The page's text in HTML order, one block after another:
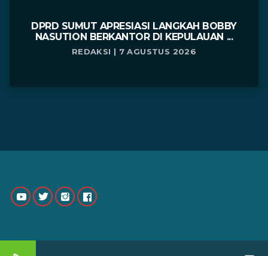
DPRD SUMUT APRESIASI LANGKAH BOBBY
NASUTION BERKANTOR DI KEPULAUAN ...
REDAKSI | 7 AGUSTUS 2026